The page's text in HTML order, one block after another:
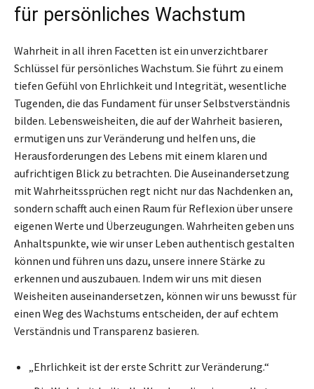
für persönliches Wachstum
Wahrheit in all ihren Facetten ist ein unverzichtbarer
Schlüssel für persönliches Wachstum. Sie führt zu einem
tiefen Gefühl von Ehrlichkeit und Integrität, wesentliche
Tugenden, die das Fundament für unser Selbstverständnis
bilden. Lebensweisheiten, die auf der Wahrheit basieren,
ermutigen uns zur Veränderung und helfen uns, die
Herausforderungen des Lebens mit einem klaren und
aufrichtigen Blick zu betrachten. Die Auseinandersetzung
mit Wahrheitssprüchen regt nicht nur das Nachdenken an,
sondern schafft auch einen Raum für Reflexion über unsere
eigenen Werte und Überzeugungen. Wahrheiten geben uns
Anhaltspunkte, wie wir unser Leben authentisch gestalten
können und führen uns dazu, unsere innere Stärke zu
erkennen und auszubauen. Indem wir uns mit diesen
Weisheiten auseinandersetzen, können wir uns bewusst für
einen Weg des Wachstums entscheiden, der auf echtem
Verständnis und Transparenz basieren.
„Ehrlichkeit ist der erste Schritt zur Veränderung.“